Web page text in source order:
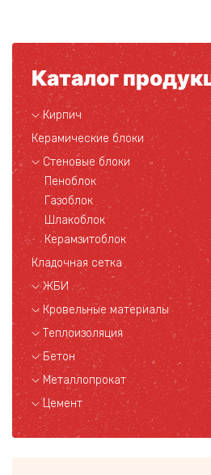
Каталог
Кирпич
Керамические блоки
Стеновые блоки
Пеноблок
Газоблок
Шлакоблок
Керамзитоблок
Кладочная сетка
ЖБИ
Кровельные материалы
Теплоизоляция
Бетон
Металлопрокат
Цемент